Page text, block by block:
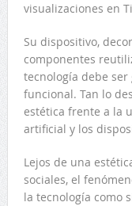
visualizaciones en
Su dispositivo,
componentes
tecnología debe
funcional. Tan lo
estética frente a la
artificial y los
Lejos de una
sociales, el
la tecnología como